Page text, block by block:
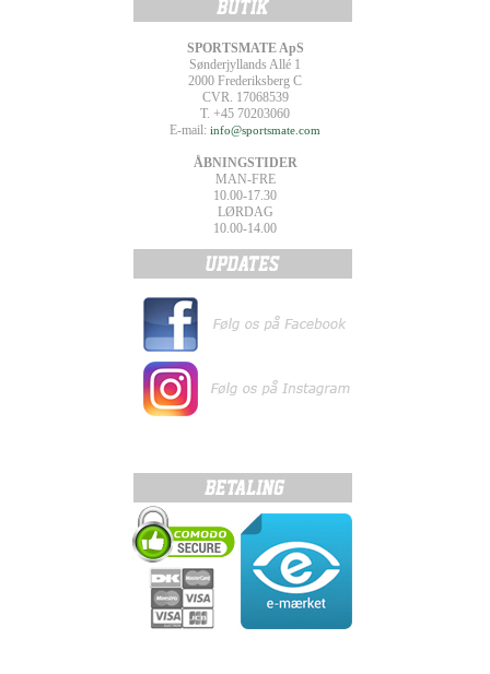
SPORTSMATE ApS
Sønderjyllands Allé 1
2000 Frederiksberg C
CVR. 17068539
T. +45 70203060
E-mail: info@sportsmate.com
ÅBNINGSTIDER
MAN-FRE
10.00-17.30
LØRDAG
10.00-14.00